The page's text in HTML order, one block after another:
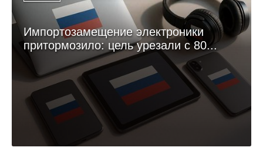
Импортозамещение электроники
притормозило: цель урезали с 80...